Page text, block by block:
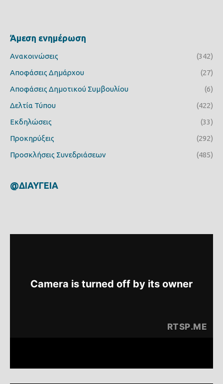
Άμεση ενημέρωση
Ανακοινώσεις
(342)
Αποφάσεις Δημάρχου
(27)
Αποφάσεις Δημοτικού Συμβουλίου
(6)
Δελτία Τύπου
(422)
Εκδηλώσεις
(33)
Προκηρύξεις
(292)
Προσκλήσεις Συνεδριάσεων
(485)
@ΔΙΑΥΓΕΙΑ